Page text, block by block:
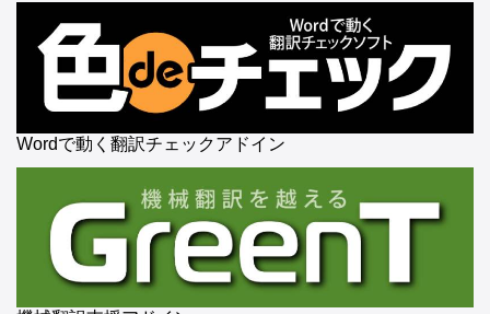
Wordで動く翻訳チェックアドイン